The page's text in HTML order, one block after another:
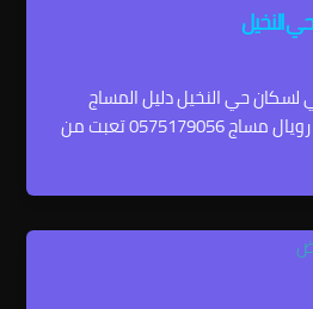
النخيل
لسكان حي النخيل دليل المساج
المنزلي في حي النخيل | رويال مساج 0575179056 تعبت من